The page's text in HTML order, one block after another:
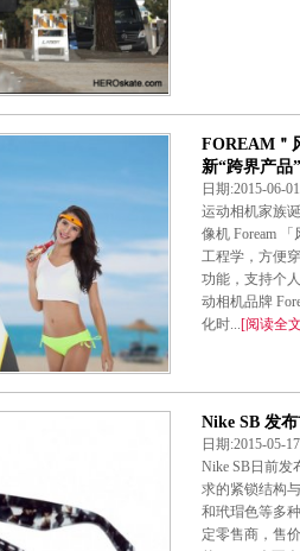
FOREAM＂
新“跨界产品”
日期:2015-
运动相机家族
像机 Foream
工程学，方便
功能，支持个
动相机品牌
化时... [阅读全
Nike SB 发
日期:2015-
Nike SB日前发
求的紧锁结构
和玳瑁色等多
定零售商，售